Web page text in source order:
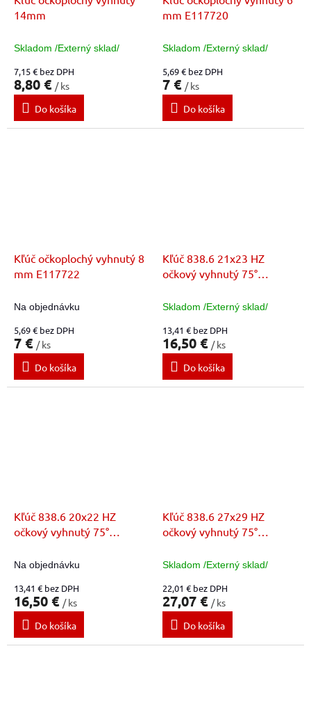
14mm
Skladom /Externý sklad/
7,15 € bez DPH
8,80 € / ks
Do košíka
mm E117720
Skladom /Externý sklad/
5,69 € bez DPH
7 € / ks
Do košíka
Kľúč očkoplochý vyhnutý 8
mm E117722
Na objednávku
5,69 € bez DPH
7 € / ks
Do košíka
Kľúč 838.6 21x23 HZ
očkový vyhnutý 75°
Skladom /Externý sklad/
13,41 € bez DPH
16,50 € / ks
Do košíka
Kľúč 838.6 20x22 HZ
očkový vyhnutý 75°
Na objednávku
13,41 € bez DPH
16,50 € / ks
Do košíka
Kľúč 838.6 27x29 HZ
očkový vyhnutý 75°
Skladom /Externý sklad/
22,01 € bez DPH
27,07 € / ks
Do košíka